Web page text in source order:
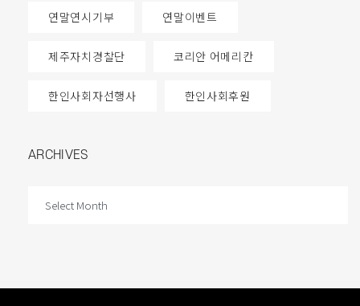
연말연시기부 연말이벤트
제주자치경찰단 코리안 어메리칸
한인사회자선행사 한인사회후원
ARCHIVES